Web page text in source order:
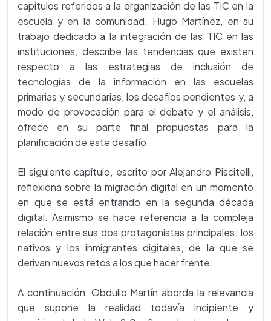
capítulos referidos a la organización de las TIC en la
escuela y en la comunidad. Hugo Martínez, en su
trabajo dedicado a la integración de las TIC en las
instituciones, describe las tendencias que existen
respecto a las estrategias de inclusión de
tecnologías de la información en las escuelas
primarias y secundarias, los desafíos pendientes y, a
modo de provocación para el debate y el análisis,
ofrece en su parte final propuestas para la
planificación de este desafío.
El siguiente capítulo, escrito por Alejandro Piscitelli,
reflexiona sobre la migración digital en un momento
en que se está entrando en la segunda década
digital. Asimismo se hace referencia a la compleja
relación entre sus dos protagonistas principales: los
nativos y los inmigrantes digitales, de la que se
derivan nuevos retos a los que hacer frente.
A continuación, Obdulio Martín aborda la relevancia
que supone la realidad todavía incipiente y